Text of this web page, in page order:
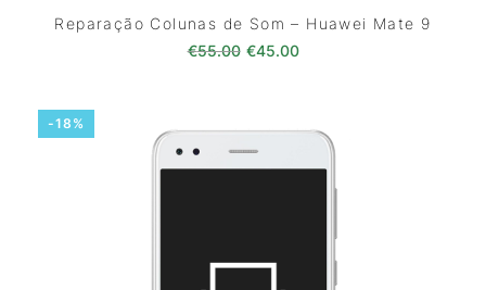
Reparação Colunas de Som – Huawei Mate 9
€55.00 O preço original era: €55.00.
€45.00O preço atual é:
-18%